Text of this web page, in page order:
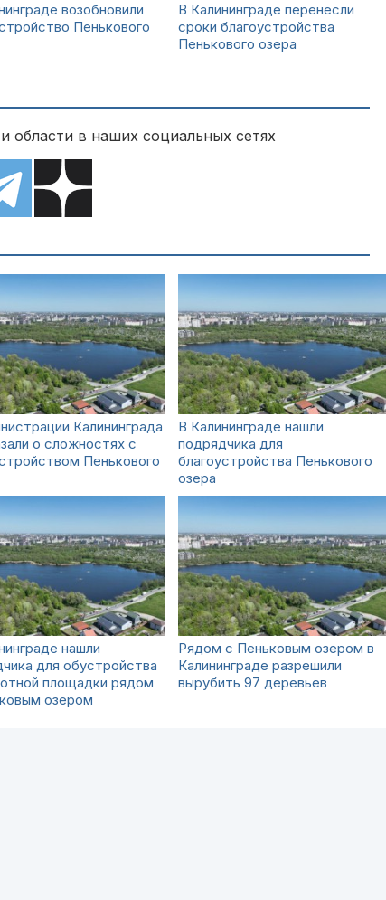
возобновили
Пенькового
В Калининграде перенесли
сроки благоустройства
Пенькового озера
области в наших социальных сетях
Калининграда
о сложностях с
Пенькового
В Калининграде нашли
подрядчика для
благоустройства Пенькового
озера
нашли
для обустройства
площадки рядом
озером
Рядом с Пеньковым озером в
Калининграде разрешили
вырубить 97 деревьев